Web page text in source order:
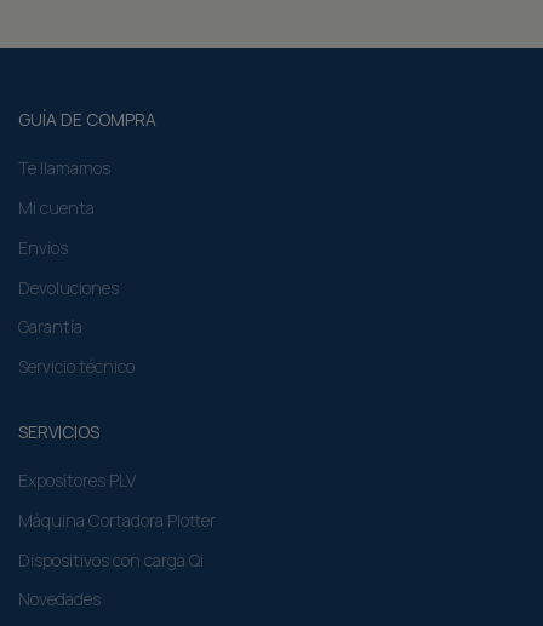
GUÍA DE COMPRA
Te llamamos
Mi cuenta
Envíos
Devoluciones
Garantía
Servicio técnico
SERVICIOS
Expositores PLV
Máquina Cortadora Plotter
Dispositivos con carga Qi
Novedades